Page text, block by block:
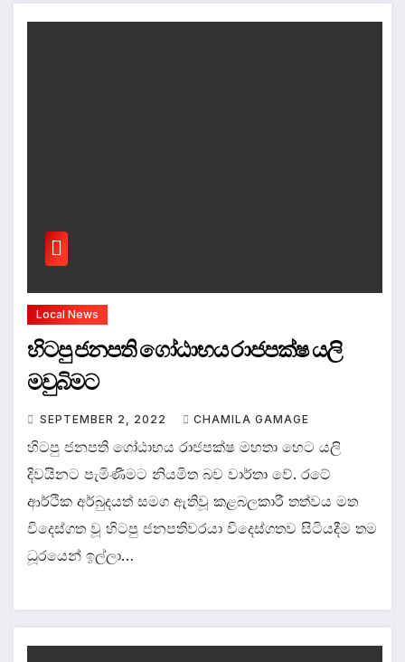
Local News
හිටපු ජනපති ගෝඨාභය රාජපක්ෂ යලි
මවුබිමට
SEPTEMBER 2, 2022 CHAMILA GAMAGE
හිටපු ජනපති ගෝඨාභය රාජපක්ෂ මහතා හෙට යලි
දිවයිනට පැමිණීමට නියමිත බව වාර්තා වේ. රටේ
ආර්ථික අර්බුදයත් සමග ඇතිවූ කළබලකාරී තත්වය මත
විදෙස්ගත වූ හිටපු ජනපතිවරයා විදෙස්ගතව සිටියදීම තම
ධූරයෙන් ඉල්ලා…